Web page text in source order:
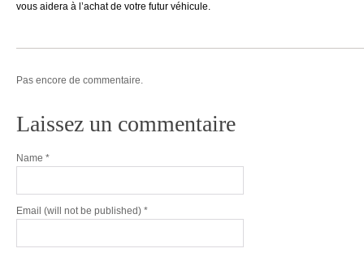
vous aidera à l’achat de votre futur véhicule.
Pas encore de commentaire.
Laissez un commentaire
Name *
Email (will not be published) *